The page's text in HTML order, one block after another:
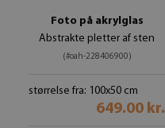
Foto på akrylglas
Abstrakte pletter af sten
(#oah-228406900)
størrelse fra: 100x50 cm
649.00 kr.